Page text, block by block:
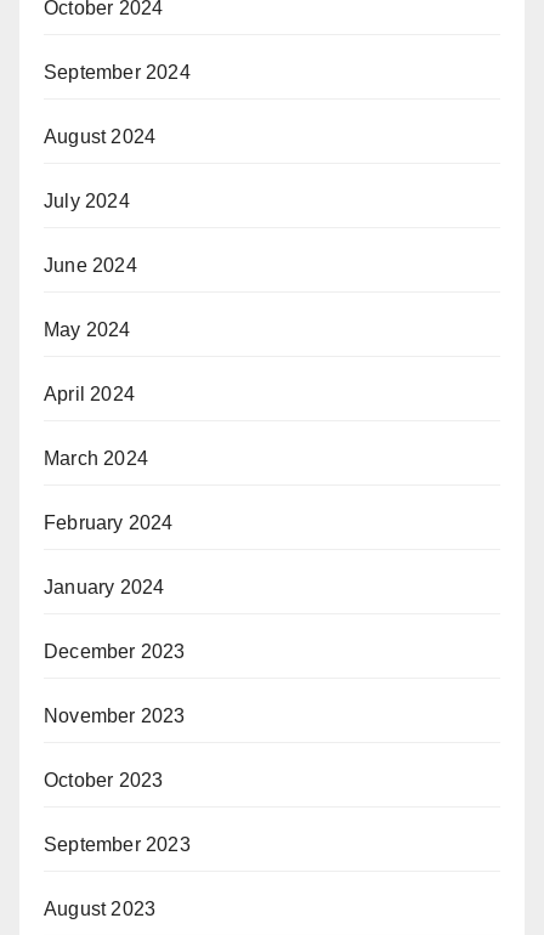
October 2024
September 2024
August 2024
July 2024
June 2024
May 2024
April 2024
March 2024
February 2024
January 2024
December 2023
November 2023
October 2023
September 2023
August 2023